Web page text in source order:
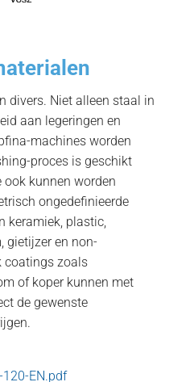
divers. Niet alleen staal in
aan legeringen en
machines worden
proces is geschikt
kunnen worden
ongedefinieerde
keramiek, plastic,
gietijzer en non-
coatings zoals
of koper kunnen met
de gewenste
EN.pdf